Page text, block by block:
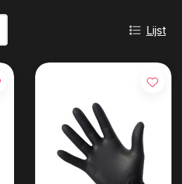
Lijst